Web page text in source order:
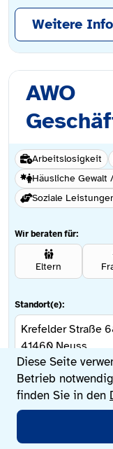
Diese Seite
Betrieb
finden Sie in den
Hauptmenü
Weitere
AWO
Arbeitslosigkeit
Häusliche Gewalt
Soziale
Wir beraten für:
Eltern
Standort(e):
Krefelder Straße
41460 Neuss
Weitere